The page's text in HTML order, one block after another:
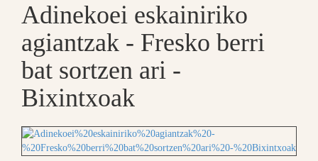
Adinekoei eskainiriko
agiantzak - Fresko berri
bat sortzen ari -
Bixintxoak